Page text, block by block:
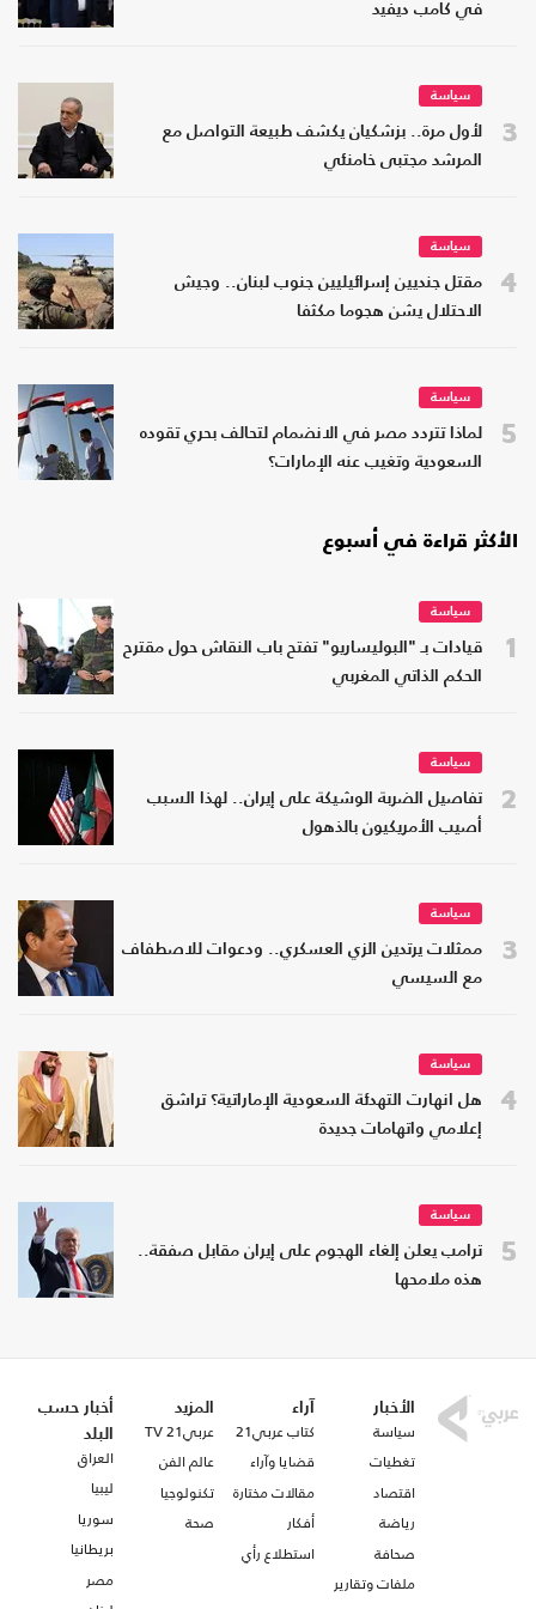
في كامب ديفيد
3
سياسة
لأول مرة.. بزشكيان يكشف طبيعة التواصل مع
المرشد مجتبى خامنئي
4
سياسة
مقتل جنديين إسرائيليين جنوب لبنان.. وجيش
الاحتلال يشن هجوما مكثفا
5
سياسة
لماذا تتردد مصر في الانضمام لتحالف بحري تقوده
السعودية وتغيب عنه الإمارات؟
الأكثر قراءة في أسبوع
1
سياسة
قيادات بـ "البوليساريو" تفتح باب النقاش حول مقترح
الحكم الذاتي المغربي
2
سياسة
تفاصيل الضربة الوشيكة على إيران.. لهذا السبب
أصيب الأمريكيون بالذهول
3
سياسة
ممثلات يرتدين الزي العسكري.. ودعوات للاصطفاف
مع السيسي
4
سياسة
هل انهارت التهدئة السعودية الإماراتية؟ تراشق
إعلامي واتهامات جديدة
5
سياسة
ترامب يعلن إلغاء الهجوم على إيران مقابل صفقة..
هذه ملامحها
الأخبار
سياسة
تغطيات
اقتصاد
رياضة
صحافة
ملفات وتقارير
آراء
كتاب عربي21
قضايا وآراء
مقالات مختارة
أفكار
استطلاع رأي
المزيد
عربي21 TV
عالم الفن
تكنولوجيا
صحة
أخبار حسب
البلد
العراق
ليبيا
سوريا
بريطانيا
مصر